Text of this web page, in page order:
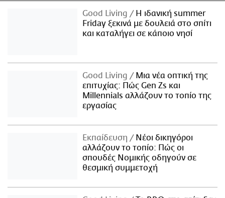
Good Living
Η ιδανική summer
Friday ξεκινά με δουλειά στο σπίτι
και καταλήγει σε κάποιο νησί
Good Living
Μια νέα οπτική της
επιτυχίας: Πώς Gen Zs και
Millennials αλλάζουν το τοπίο της
εργασίας
Εκπαίδευση
Νέοι δικηγόροι
αλλάζουν το τοπίο: Πώς οι
σπουδές Νομικής οδηγούν σε
θεσμική συμμετοχή